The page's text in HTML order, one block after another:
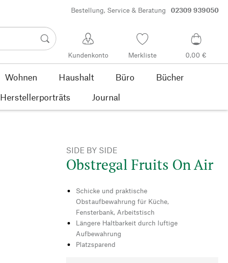
Bestellung, Service & Beratung 02309 939050
Kundenkonto Merkliste 0,00 €
Wohnen Haushalt Büro
Bücher
Herstellerporträts Journal
SIDE BY SIDE
Obstregal Fruits On Air
Schicke und praktische
Obstaufbewahrung für Küche,
Fensterbank, Arbeitstisch
Längere Haltbarkeit durch luftige
Aufbewahrung
Platzsparend